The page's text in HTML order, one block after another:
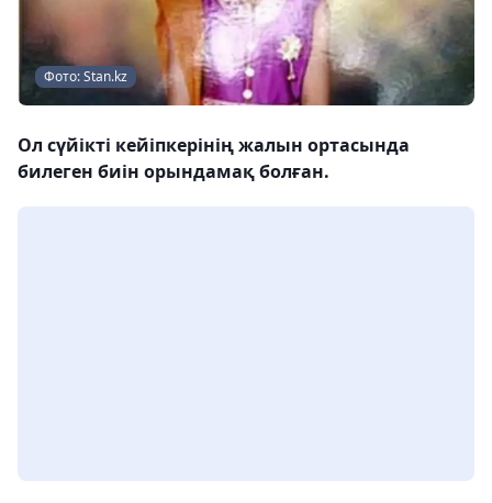
Фото: Stan.kz
Ол сүйікті кейіпкерінің жалын ортасында
билеген биін орындамақ болған.